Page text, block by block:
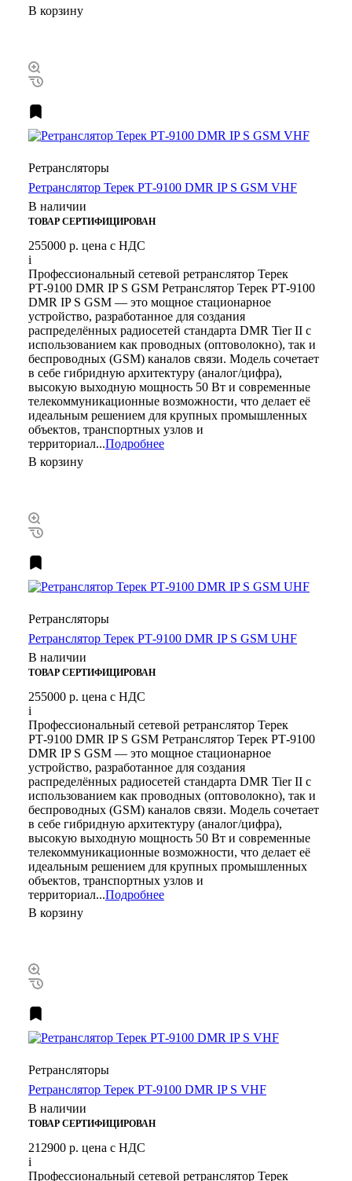
В корзину
Ретрансляторы
Ретранслятор Терек РТ-9100 DMR IP S GSM VHF
В наличии
ТОВАР СЕРТИФИЦИРОВАН
255000 р. цена с НДС
i
Профессиональный сетевой ретранслятор Терек
РТ-9100 DMR IP S GSM Ретранслятор Терек РТ-9100
DMR IP S GSM — это мощное стационарное
устройство, разработанное для создания
распределённых радиосетей стандарта DMR Tier II с
использованием как проводных (оптоволокно), так и
беспроводных (GSM) каналов связи. Модель сочетает
в себе гибридную архитектуру (аналог/цифра),
высокую выходную мощность 50 Вт и современные
телекоммуникационные возможности, что делает её
идеальным решением для крупных промышленных
объектов, транспортных узлов и
территориал...Подробнее
В корзину
Ретрансляторы
Ретранслятор Терек РТ-9100 DMR IP S GSM UHF
В наличии
ТОВАР СЕРТИФИЦИРОВАН
255000 р. цена с НДС
i
Профессиональный сетевой ретранслятор Терек
РТ-9100 DMR IP S GSM Ретранслятор Терек РТ-9100
DMR IP S GSM — это мощное стационарное
устройство, разработанное для создания
распределённых радиосетей стандарта DMR Tier II с
использованием как проводных (оптоволокно), так и
беспроводных (GSM) каналов связи. Модель сочетает
в себе гибридную архитектуру (аналог/цифра),
высокую выходную мощность 50 Вт и современные
телекоммуникационные возможности, что делает её
идеальным решением для крупных промышленных
объектов, транспортных узлов и
территориал...Подробнее
В корзину
Ретрансляторы
Ретранслятор Терек РТ-9100 DMR IP S VHF
В наличии
ТОВАР СЕРТИФИЦИРОВАН
212900 р. цена с НДС
i
Профессиональный сетевой ретранслятор Терек